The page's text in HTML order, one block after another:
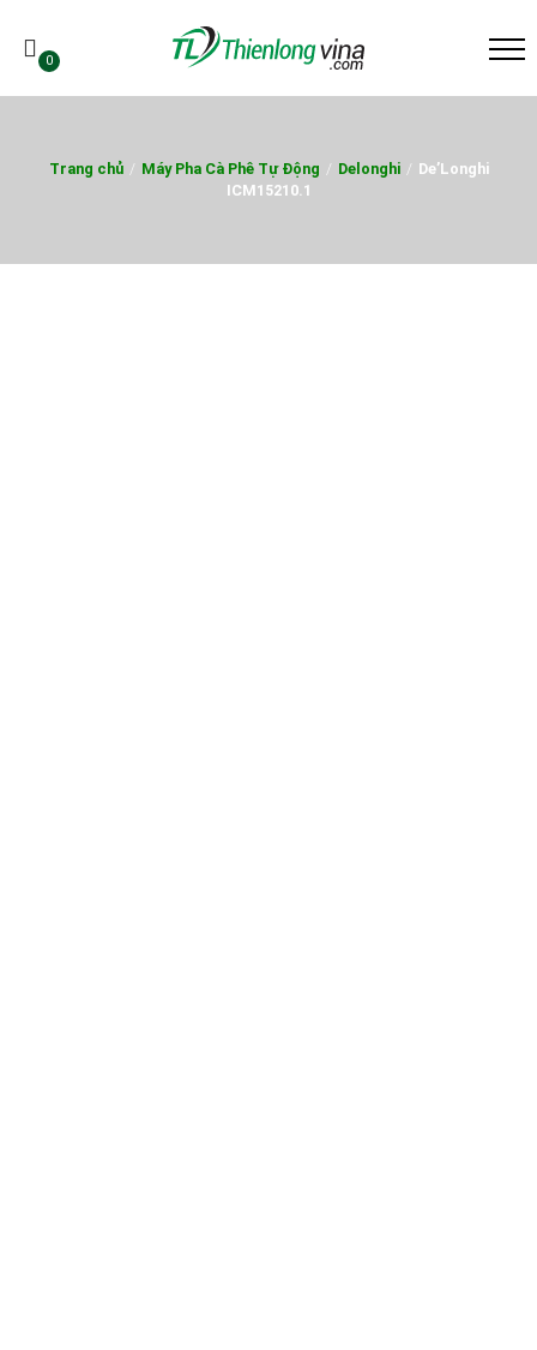
0
Trang chủ / Máy Pha Cà Phê Tự Động / Delonghi / De’Longhi
ICM15210.1